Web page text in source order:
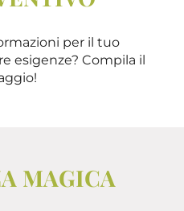
potrebbero combinarle
loro o che hanno
servizi.
per il tuo
esigenze? Compila il
MAGICA